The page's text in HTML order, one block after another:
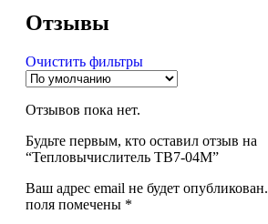
Отзывы
Очистить фильтры
Отзывов пока нет.
Будьте первым, кто оставил отзыв на
“Тепловычислитель ТВ7-04M”
Ваш адрес email не будет опубликован.
поля помечены *